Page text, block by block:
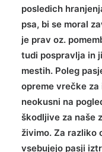
TRGOVINA
E-UČILNICA
PODCAST
posledich
psa, bi se moral
je prav oz.
tudi pospravlja in
mestih. Poleg
opreme vrečke
neokusni na
škodljive za naše
živimo. Za razliko
vsebujejo pasji